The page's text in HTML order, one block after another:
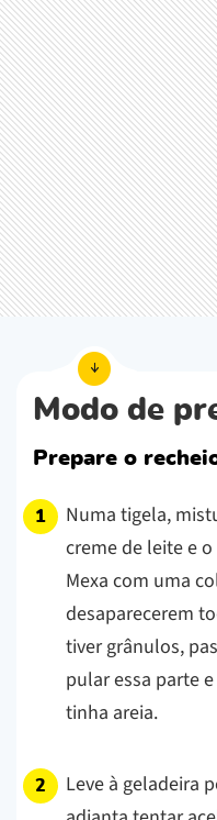
Modo de
Prepare o
Numa tigela,
creme de leite e
Mexa com uma
desaparecerem
tiver grânulos,
pular essa parte
tinha areia.
Leve à geladeira